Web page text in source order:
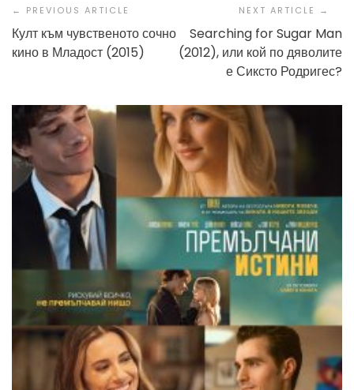
Navigation
Култ към чувственото сочно
кино в Младост (2015)
Searching for Sugar Man
(2012), или кой по дяволите
е Сиксто Родригес?